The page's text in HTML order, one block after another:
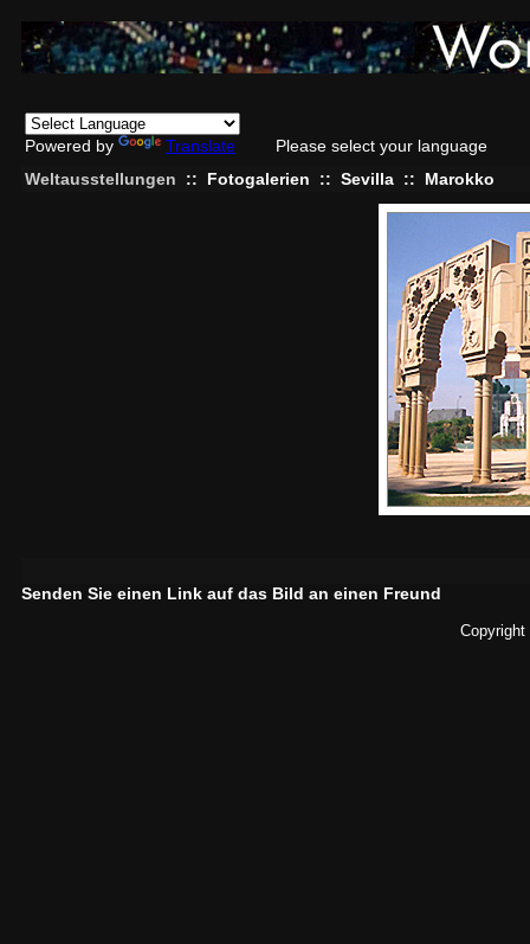
Powered by Translate
Please select your language
Weltausstellungen
:: Fotogalerien :: Sevilla :: Marokko
Senden Sie einen Link auf das Bild an einen Freund